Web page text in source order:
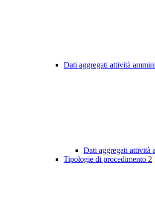
Dati aggregati attività
Dati aggregati attività
Tipologie di procedimento 2